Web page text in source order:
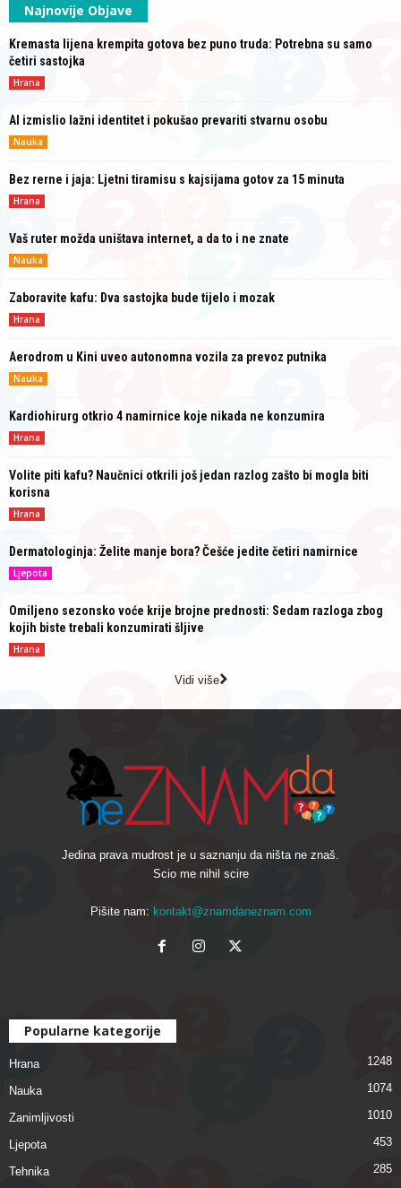
Najnovije Objave
Kremasta lijena krempita gotova bez puno truda: Potrebna su samo
četiri sastojka
Hrana
AI izmislio lažni identitet i pokušao prevariti stvarnu osobu
Nauka
Bez rerne i jaja: Ljetni tiramisu s kajsijama gotov za 15 minuta
Hrana
Vaš ruter možda uništava internet, a da to i ne znate
Nauka
Zaboravite kafu: Dva sastojka bude tijelo i mozak
Hrana
Aerodrom u Kini uveo autonomna vozila za prevoz putnika
Nauka
Kardiohirurg otkrio 4 namirnice koje nikada ne konzumira
Hrana
Volite piti kafu? Naučnici otkrili još jedan razlog zašto bi mogla biti
korisna
Hrana
Dermatologinja: Želite manje bora? Češće jedite četiri namirnice
Ljepota
Omiljeno sezonsko voće krije brojne prednosti: Sedam razloga zbog
kojih biste trebali konzumirati šljive
Hrana
Vidi više
Jedina prava mudrost je u saznanju da ništa ne znaš.
Scio me nihil scire
Pišite nam: kontakt@znamdaneznam.com
Popularne kategorije
Hrana 1248
Nauka 1074
Zanimljivosti 1010
Ljepota 453
Tehnika 285